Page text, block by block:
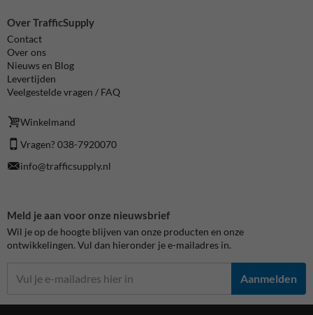
Over TrafficSupply
Contact
Over ons
Nieuws en Blog
Levertijden
Veelgestelde vragen / FAQ
Winkelmand
Vragen? 038-7920070
info@trafficsupply.nl
Meld je aan voor onze nieuwsbrief
Wil je op de hoogte blijven van onze producten en onze
ontwikkelingen. Vul dan hieronder je e-mailadres in.
Aanmelden